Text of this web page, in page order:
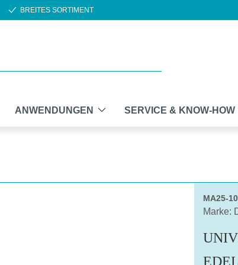
BREITES SORTIMENT
ANWENDUNGEN SERVICE & KNOW-HOW
MA25-
Marke: